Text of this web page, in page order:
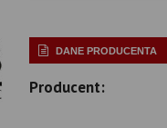
DANE PRODUCENTA
Producent: